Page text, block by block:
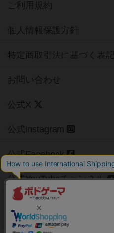
ご利用規約
個人情報保護方針
特定商取引法に基づく表記
お問い合わせ
公式X
公式instagram
公式Facebook
公式YouTubeチャンネル